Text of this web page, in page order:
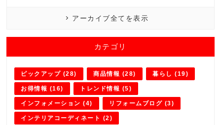
アーカイブ全てを表示
カテゴリ
ピックアップ (28) 商品情報 (28) 暮らし (19)
お得情報 (16) トレンド情報 (5)
インフォメーション (4) リフォームブログ (3)
インテリアコーディネート (2)